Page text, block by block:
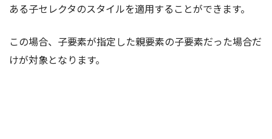
ある子セレクタのスタイルを適用することができます。
この場合、子要素が指定した親要素の子要素だった場合だ
けが対象となります。